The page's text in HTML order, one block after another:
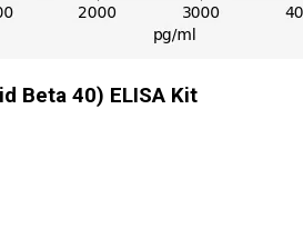
Beta 40) ELISA Kit